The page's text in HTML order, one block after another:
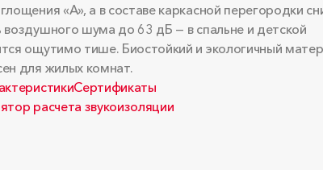
«А», а в составе каркасной перегородки
воздушного шума до 63 дБ — в спальне и детской
ощутимо тише. Биостойкий и экологичный
для жилых комнат.
Сертификаты
расчета звукоизоляции